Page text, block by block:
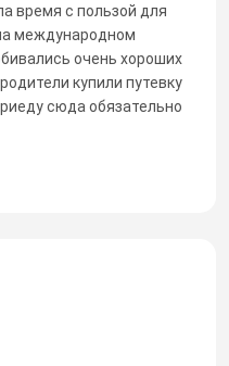
время с пользой для
международном
очень хороших
купили путевку
сюда обязательно